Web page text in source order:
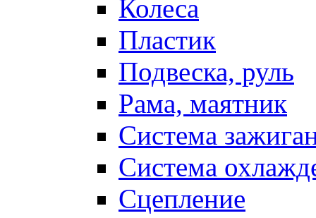
Колеса
Пластик
Подвеска, руль
Рама, маятник
Система
Система
Сцепление